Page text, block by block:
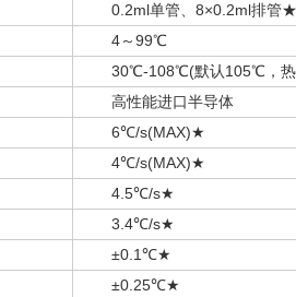
0.2ml单管、8×0.2ml排管★
4～99℃
30℃-108℃(默认105℃，热
高性能进口半导体
6℃/s(MAX)★
4℃/s(MAX)★
4.5℃/s★
3.4℃/s★
±0.1℃★
±0.25℃★